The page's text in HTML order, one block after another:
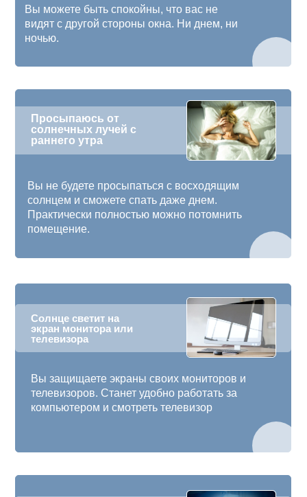
Вы можете быть спокойны, что вас не
видят с другой стороны окна. Ни днем, ни
ночью.
Вы не будете просыпаться с восходящим
солнцем и сможете спать даже днем.
Практически полностью можно потомнить
помещение.
Просыпаюсь от
солнечных лучей с
раннего утра
Вы защищаете экраны своих мониторов и
телевизоров. Станет удобно работать за
компьютером и смотреть телевизор
Солнце светит на
экран монитора или
телевизора